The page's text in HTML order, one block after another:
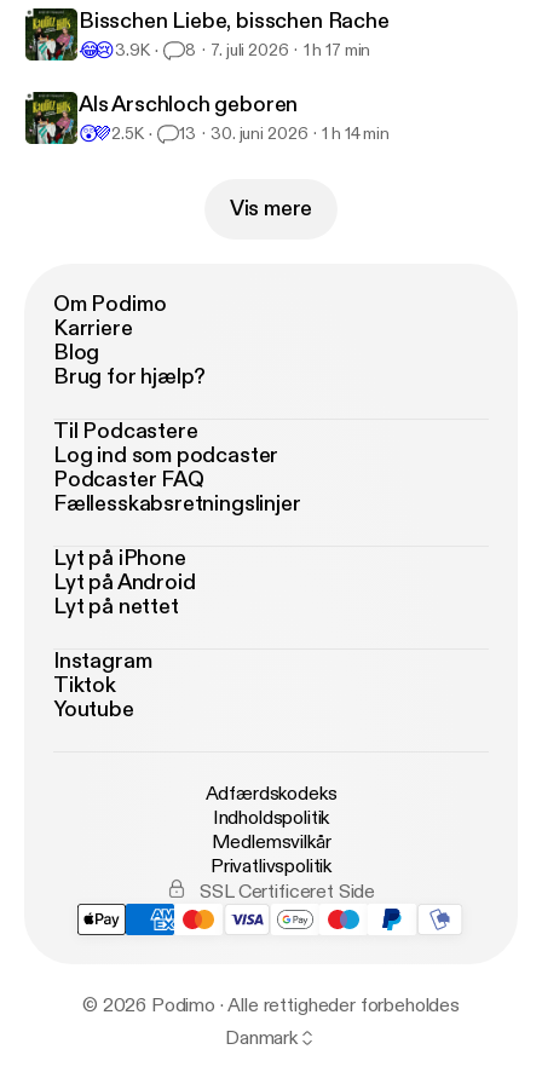
Bisschen Liebe, bisschen Rache
😂😢3.9K 8 7. juli 2026 1 h 17 min
Als Arschloch geboren
😲💜2.5K 13 30. juni 2026 1 h 14 min
Vis mere
Om Podimo
Karriere
Blog
Brug for hjælp?
Til Podcastere
Log ind som podcaster
Podcaster FAQ
Fællesskabsretningslinjer
Lyt på iPhone
Lyt på Android
Lyt på nettet
Instagram
Tiktok
Youtube
Adfærdskodeks
Indholdspolitik
Medlemsvilkår
Privatlivspolitik
SSL Certificeret Side
© 2026 Podimo · Alle rettigheder forbeholdes
Danmark